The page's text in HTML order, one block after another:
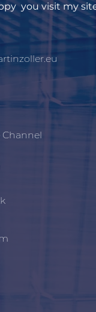
you visit my
Channel